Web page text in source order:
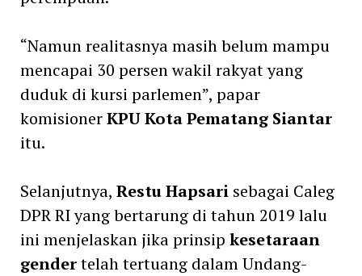
“Namun realitasnya masih belum mampu
mencapai 30 persen wakil rakyat yang
duduk di kursi parlemen”, papar
komisionerKPU Kota Pematang Siantar
itu.
Selanjutnya, Restu Hapsarisebagai Caleg
DPR RI yang bertarung di tahun 2019 lalu
ini menjelaskan jika prinsip kesetaraan
gendertelah tertuang dalam Undang-